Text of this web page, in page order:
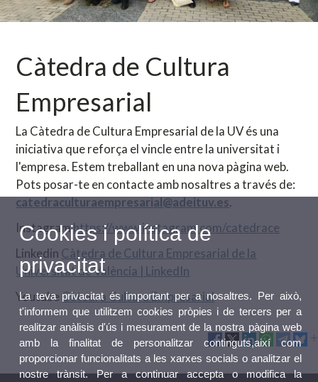
Càtedra de Cultura
Empresarial
La Càtedra de Cultura Empresarial de la UV és una
iniciativa que reforça el vincle entre la universitat i
l'empresa. Estem treballant en una nova pàgina web.
Pots posar-te en contacte amb nosaltres a través de:
catedraculturaempresarial@adeituv.es.
Instagramhttps://www.instagram.com/catedrace
Linkedin Càtedra de Cultura Empresarial de la
Universitat de València | LinkedIn
Youtube Càtedra Cultura Empresarial
Cookies i política de
privacitat
La teva privacitat és important per a nosaltres. Per això,
t'informem que utilitzem cookies pròpies i de tercers per a
realitzar anàlisis d'ús i mesurament de la nostra pàgina web
amb la finalitat de personalitzar continguts,així com
proporcionar funcionalitats a les xarxes socials o analitzar el
nostre trànsit. Per a continuar accepta o modifica la